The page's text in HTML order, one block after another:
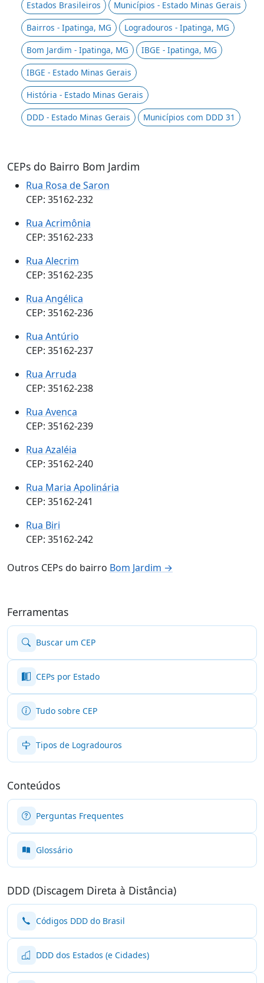
Estados Brasileiros
Municípios - Estado Minas Gerais
Bairros - Ipatinga, MG
Logradouros - Ipatinga, MG
Bom Jardim - Ipatinga, MG
IBGE - Ipatinga, MG
IBGE - Estado Minas Gerais
História - Estado Minas Gerais
DDD - Estado Minas Gerais
Municípios com DDD 31
CEPs do Bairro Bom Jardim
Rua Rosa de Saron
CEP: 35162-232
Rua Acrimônia
CEP: 35162-233
Rua Alecrim
CEP: 35162-235
Rua Angélica
CEP: 35162-236
Rua Antúrio
CEP: 35162-237
Rua Arruda
CEP: 35162-238
Rua Avenca
CEP: 35162-239
Rua Azaléia
CEP: 35162-240
Rua Maria Apolinária
CEP: 35162-241
Rua Biri
CEP: 35162-242
Outros CEPs do bairro Bom Jardim →
Ferramentas
Buscar um CEP
CEPs por Estado
Tudo sobre CEP
Tipos de Logradouros
Conteúdos
Perguntas Frequentes
Glossário
DDD (Discagem Direta à Distância)
Códigos DDD do Brasil
DDD dos Estados (e Cidades)